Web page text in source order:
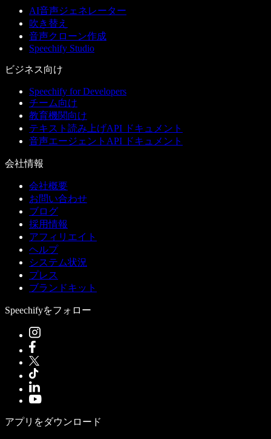
AI音声ジェネレーター
吹き替え
音声クローン作成
Speechify Studio
ビジネス向け
Speechify for Developers
チーム向け
教育機関向け
テキスト読み上げAPI ドキュメント
音声エージェントAPI ドキュメント
会社情報
会社概要
お問い合わせ
ブログ
採用情報
アフィリエイト
ヘルプ
システム状況
プレス
ブランドキット
Speechifyをフォロー
アプリをダウンロード